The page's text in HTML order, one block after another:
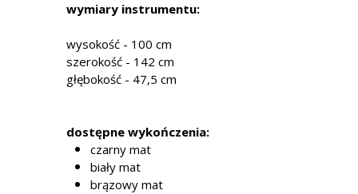
wymiary instrumentu:
wysokość - 100 cm
szerokość - 142 cm
głębokość - 47,5 cm
dostępne wykończenia:
czarny mat
biały mat
brązowy mat